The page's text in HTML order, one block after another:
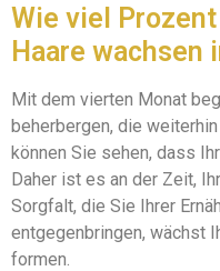
Wie viel
Haare wachsen
Mit dem vierten Monat
beherbergen, die
können Sie sehen, dass
Daher ist es an der Zeit,
Sorgfalt, die Sie Ihrer
entgegenbringen, wächst
formen.